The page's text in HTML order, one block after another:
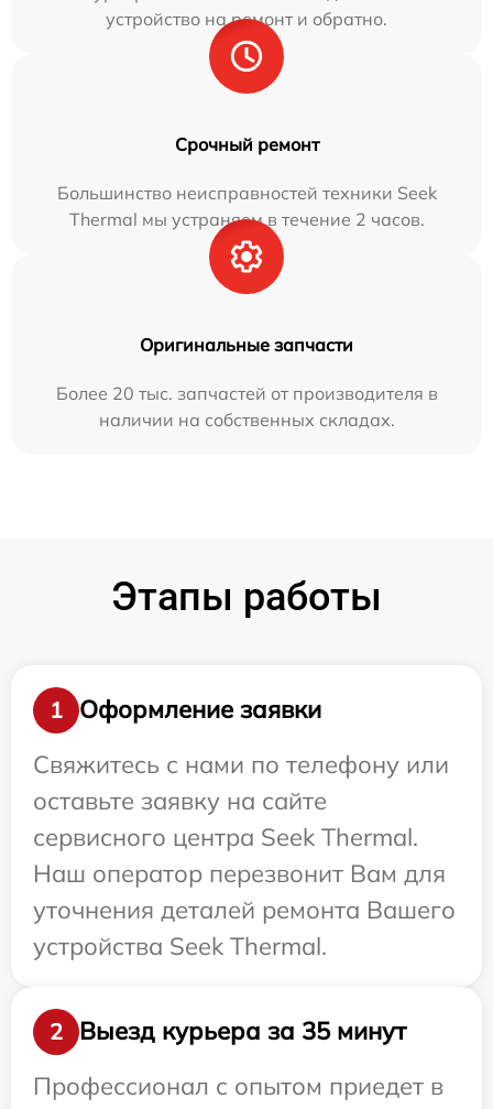
устройство на ремонт и обратно.
Срочный ремонт
Большинство неисправностей техники Seek
Thermal мы устраняем в течение 2 часов.
Оригинальные запчасти
Более 20 тыс. запчастей от производителя в
наличии на собственных складах.
Этапы работы
1
Оформление заявки
Свяжитесь с нами по телефону или
оставьте заявку на сайте
сервисного центра Seek Thermal.
Наш оператор перезвонит Вам для
уточнения деталей ремонта Вашего
устройства Seek Thermal.
2
Выезд курьера за 35 минут
Профессионал с опытом приедет в